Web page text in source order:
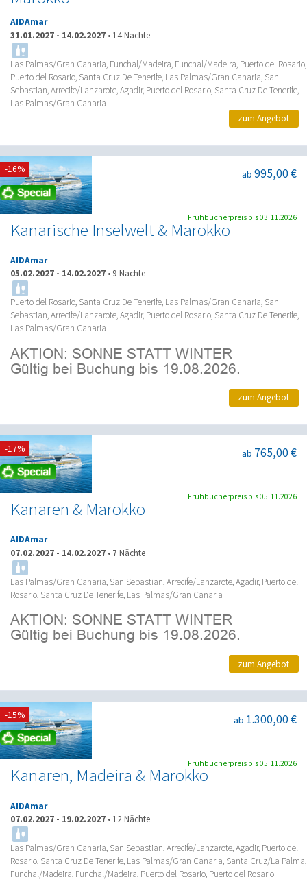
AIDAmar
31.01.2027 - 14.02.2027 • 14 Nächte
Las Palmas/Gran Canaria, Funchal/Madeira, Funchal/Madeira, Puerto del Rosario,
Puerto del Rosario, Santa Cruz De Tenerife, Las Palmas/Gran Canaria, San
Sebastian, Arrecife/Lanzarote, Agadir, Puerto del Rosario, Santa Cruz De Tenerife,
Las Palmas/Gran Canaria
zum Angebot
Kanarische Inselwelt & Marokko
ab 995,00 €
AIDAmar
05.02.2027 - 14.02.2027 • 9 Nächte
Puerto del Rosario, Santa Cruz De Tenerife, Las Palmas/Gran Canaria, San
Sebastian, Arrecife/Lanzarote, Agadir, Puerto del Rosario, Santa Cruz De Tenerife,
Las Palmas/Gran Canaria
-16%
Frühbucherpreis bis 03.11.2026
zum Angebot
Kanaren & Marokko
ab 765,00 €
AIDAmar
07.02.2027 - 14.02.2027 • 7 Nächte
Las Palmas/Gran Canaria, San Sebastian, Arrecife/Lanzarote, Agadir, Puerto del
Rosario, Santa Cruz De Tenerife, Las Palmas/Gran Canaria
-17%
Frühbucherpreis bis 05.11.2026
zum Angebot
Kanaren, Madeira & Marokko
ab 1.300,00 €
AIDAmar
07.02.2027 - 19.02.2027 • 12 Nächte
Las Palmas/Gran Canaria, San Sebastian, Arrecife/Lanzarote, Agadir, Puerto del
Rosario, Santa Cruz De Tenerife, Las Palmas/Gran Canaria, Santa Cruz/La Palma,
Funchal/Madeira, Funchal/Madeira, Puerto del Rosario, Puerto del Rosario
-15%
Frühbucherpreis bis 05.11.2026